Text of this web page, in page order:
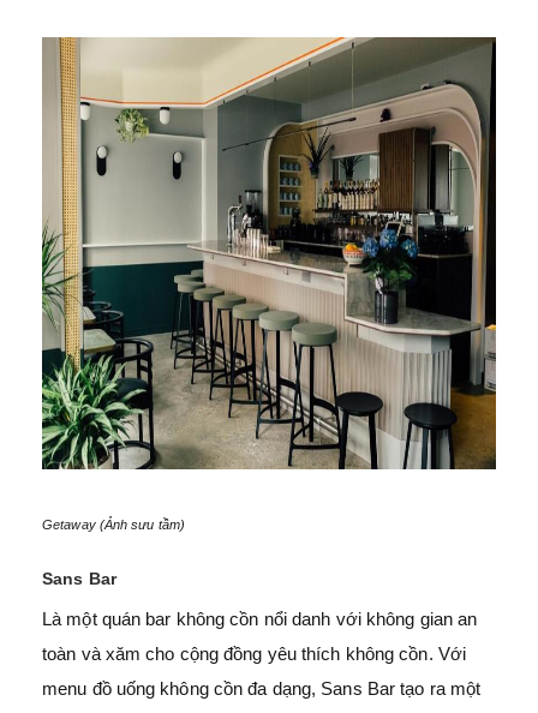
Getaway (Ảnh sưu tầm)
Sans Bar
Là một quán bar không cồn nổi danh với không gian an
toàn và xăm cho cộng đồng yêu thích không cồn. Với
menu đồ uống không cồn đa dạng, Sans Bar tạo ra một